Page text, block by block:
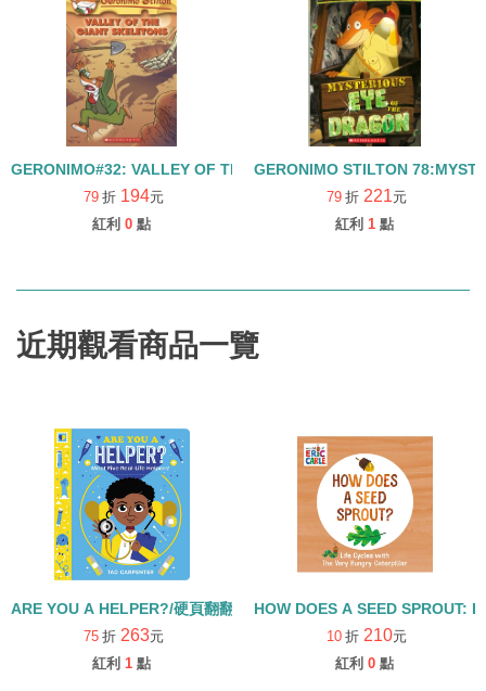
GERONIMO#32: VALLEY OF THE GIANT SKELETONS
79 折 194元
紅利 0 點
GERONIMO STILTON
79 折 221元
紅利 1 點
近期觀看商品一覽
ARE YOU A HELPER?/硬頁翻翻書
75 折 263元
紅利 1 點
HOW DOES A SEED SPROUT:
10 折 210元
紅利 0 點